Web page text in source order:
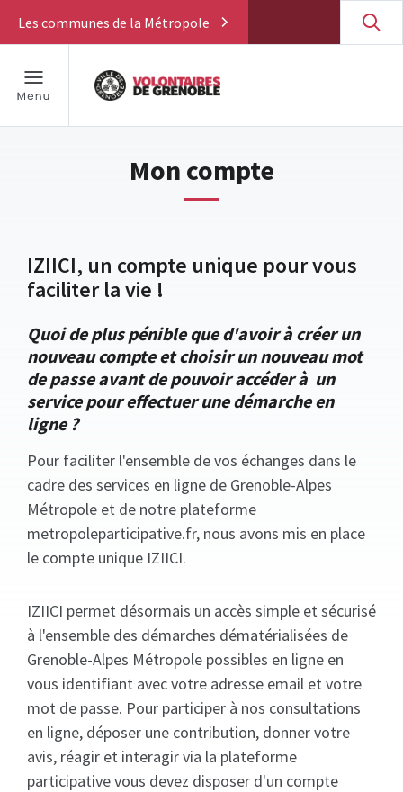
Les communes de la Métropole
Mon compte
IZIICI, un compte unique pour vous
faciliter la vie !
Quoi de plus pénible que d'avoir à créer un
nouveau compte et choisir un nouveau mot
de passe avant de pouvoir accéder à un
service pour effectuer une démarche en
ligne ?
Pour faciliter l'ensemble de vos échanges dans le
cadre des services en ligne de Grenoble-Alpes
Métropole et de notre plateforme
metropoleparticipative.fr, nous avons mis en place
le compte unique IZIICI.
IZIICI permet désormais un accès simple et sécurisé
à l'ensemble des démarches dématérialisées de
Grenoble-Alpes Métropole possibles en ligne en
vous identifiant avec votre adresse email et votre
mot de passe. Pour participer à nos consultations
en ligne, déposer une contribution, donner votre
avis, réagir et interagir via la plateforme
participative vous devez disposer d'un compte